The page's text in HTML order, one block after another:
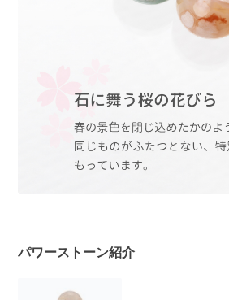
パワーストーン紹介